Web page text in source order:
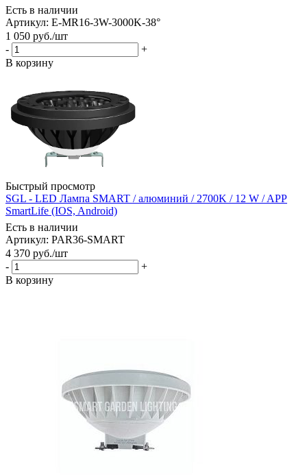
Есть в наличии
Артикул: E-MR16-3W-3000K-38°
1 050 руб./шт
-
+
В корзину
Быстрый просмотр
SGL - LED Лампа SMART / алюминий / 2700K / 12 W / APP
SmartLife (IOS, Android)
Есть в наличии
Артикул: PAR36-SMART
4 370 руб./шт
-
+
В корзину